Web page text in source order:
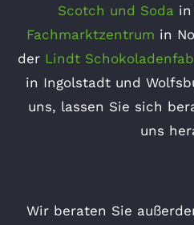
Scotch und Soda in
Fachmarktzentrum in
der Lindt
in Ingolstadt und
uns, lassen Sie sich
uns
Wir beraten Sie